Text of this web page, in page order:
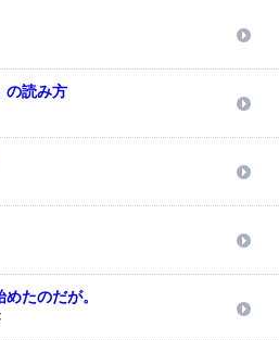
の読み方
たのだが。